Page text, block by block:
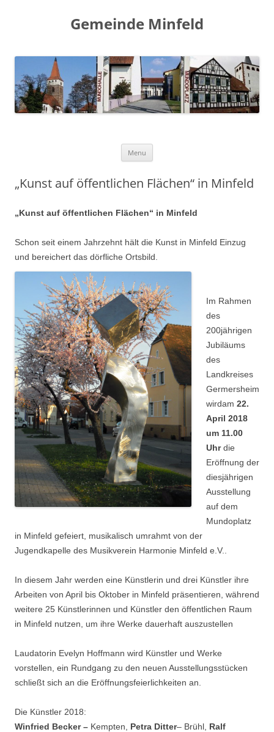
Gemeinde Minfeld
Menu
„Kunst auf öffentlichen Flächen“ in Minfeld
„Kunst auf öffentlichen Flächen“ in Minfeld
Schon seit einem Jahrzehnt hält die Kunst in Minfeld Einzug
und bereichert das dörfliche Ortsbild.
Im Rahmen
des
200jährigen
Jubiläums
des
Landkreises
Germersheim
wirdam 22.
April 2018
um 11.00
Uhrdie
Eröffnung der
diesjährigen
Ausstellung
auf dem
Mundoplatz
in Minfeld gefeiert, musikalisch umrahmt von der
Jugendkapelle des Musikverein Harmonie Minfeld e.V..
In diesem Jahr werden eine Künstlerin und drei Künstler ihre
Arbeiten von April bis Oktober in Minfeld präsentieren, während
weitere 25 Künstlerinnen und Künstler den öffentlichen Raum
in Minfeld nutzen, um ihre Werke dauerhaft auszustellen
Laudatorin Evelyn Hoffmann wird Künstler und Werke
vorstellen, ein Rundgang zu den neuen Ausstellungsstücken
schließt sich an die Eröffnungsfeierlichkeiten an.
Die Künstler 2018:
Winfried Becker – Kempten, Petra Ditter– Brühl, Ralf